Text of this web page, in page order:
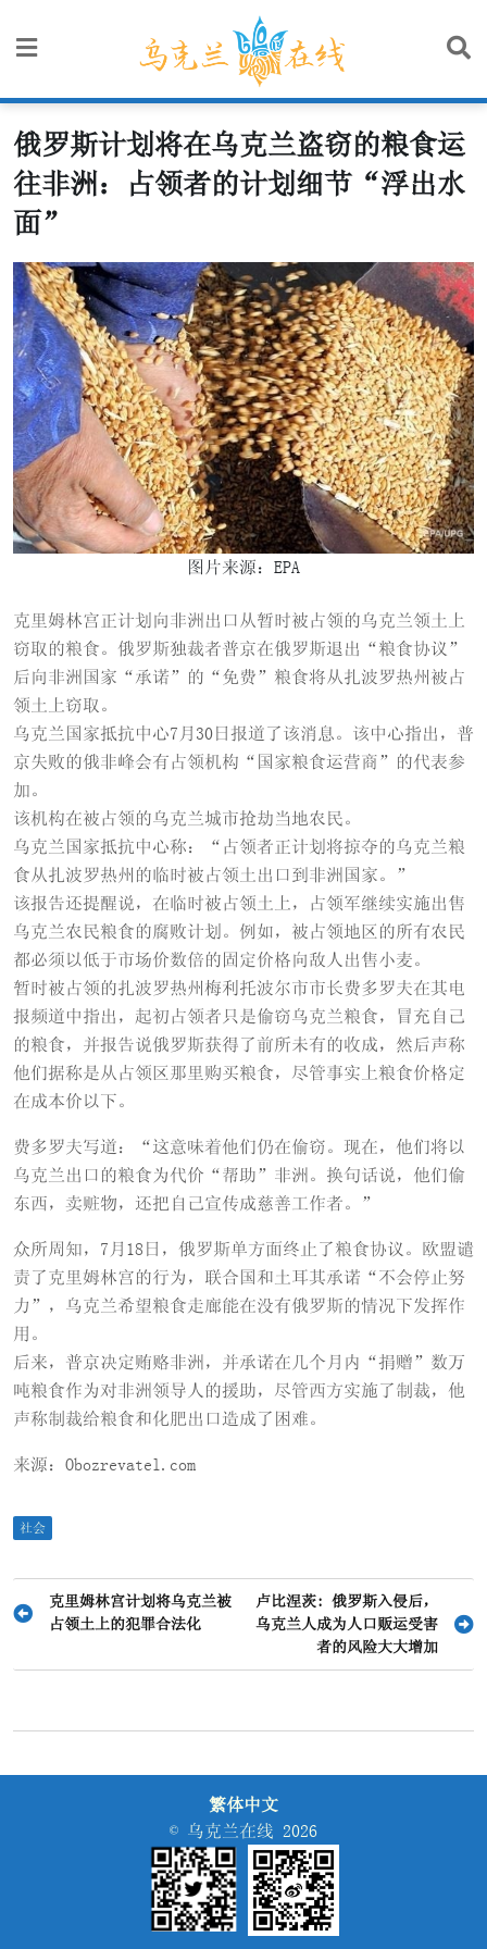
俄罗斯计划将在乌克兰盗窃的粮食运
往非洲：占领者的计划细节“浮出水
面”
图片来源：EPA
克里姆林宫正计划向非洲出口从暂时被占领的乌克兰领土上
窃取的粮食。俄罗斯独裁者普京在俄罗斯退出“粮食协议”
后向非洲国家“承诺”的“免费”粮食将从扎波罗热州被占
领土上窃取。
乌克兰国家抵抗中心7月30日报道了该消息。该中心指出，普
京失败的俄非峰会有占领机构“国家粮食运营商”的代表参
加。
该机构在被占领的乌克兰城市抢劫当地农民。
乌克兰国家抵抗中心称：“占领者正计划将掠夺的乌克兰粮
食从扎波罗热州的临时被占领土出口到非洲国家。”
该报告还提醒说，在临时被占领土上，占领军继续实施出售
乌克兰农民粮食的腐败计划。例如，被占领地区的所有农民
都必须以低于市场价数倍的固定价格向敌人出售小麦。
暂时被占领的扎波罗热州梅利托波尔市市长费多罗夫在其电
报频道中指出，起初占领者只是偷窃乌克兰粮食，冒充自己
的粮食，并报告说俄罗斯获得了前所未有的收成，然后声称
他们据称是从占领区那里购买粮食，尽管事实上粮食价格定
在成本价以下。
费多罗夫写道：“这意味着他们仍在偷窃。现在，他们将以
乌克兰出口的粮食为代价“帮助”非洲。换句话说，他们偷
东西，卖赃物，还把自己宣传成慈善工作者。”
众所周知，7月18日，俄罗斯单方面终止了粮食协议。欧盟谴
责了克里姆林宫的行为，联合国和土耳其承诺“不会停止努
力”，乌克兰希望粮食走廊能在没有俄罗斯的情况下发挥作
用。
后来，普京决定贿赂非洲，并承诺在几个月内“捐赠”数万
吨粮食作为对非洲领导人的援助，尽管西方实施了制裁，他
声称制裁给粮食和化肥出口造成了困难。
来源：Obozrevatel.com
社会
文
导
克里姆林宫计划将乌克兰被
占领土上的犯罪合法化
卢比涅茨: 俄罗斯入侵后，
乌克兰人成为人口贩运受害
者的风险大大增加
繁体中文
© 乌克兰在线 2026